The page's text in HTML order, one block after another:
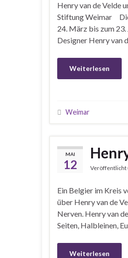
Henry van de Velde
Stiftung Weimar Die
24. März bis zum
Designer Henry van
Weiterlesen
Weimar
MAI
12 Veröffentlicht
Ein Belgier im Kreis
über Henry van de
Nerven. Henry van
Seiten, Halbleinen,
Weiterlesen